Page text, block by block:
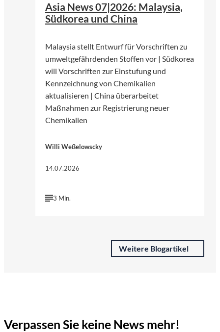
Asia News 07|2026: Malaysia,
Südkorea und China
Malaysia stellt Entwurf für Vorschriften zu
umweltgefährdenden Stoffen vor | Südkorea
will Vorschriften zur Einstufung und
Kennzeichnung von Chemikalien
aktualisieren | China überarbeitet
Maßnahmen zur Registrierung neuer
Chemikalien
Willi Weßelowscky
14.07.2026
3 Min.
Weitere Blogartikel
Verpassen Sie keine News mehr!